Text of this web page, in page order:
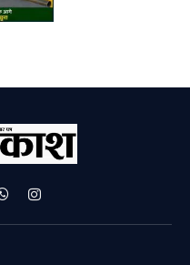
WhatsAppInstagram